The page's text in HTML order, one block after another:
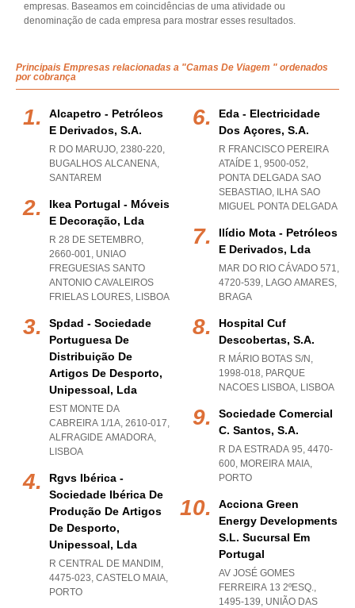
empresas. Baseamos em coincidências de uma atividade ou
denominação de cada empresa para mostrar esses resultados.
Principais Empresas relacionadas a "Camas De Viagem " ordenados
por cobrança
Alcapetro - Petróleos
E Derivados, S.a.
R DO MARUJO, 2380-220,
BUGALHOS ALCANENA,
SANTAREM
Ikea Portugal - Móveis
E Decoração, Lda
R 28 DE SETEMBRO,
2660-001, UNIAO
FREGUESIAS SANTO
ANTONIO CAVALEIROS
FRIELAS LOURES, LISBOA
Spdad - Sociedade
Portuguesa De
Distribuição De
Artigos De Desporto,
Unipessoal, Lda
EST MONTE DA
CABREIRA 1/1A, 2610-017,
ALFRAGIDE AMADORA,
LISBOA
Rgvs Ibérica -
Sociedade Ibérica De
Produção De Artigos
De Desporto,
Unipessoal, Lda
R CENTRAL DE MANDIM,
4475-023, CASTELO MAIA,
PORTO
Eda - Electricidade
Dos Açores, S.a.
R FRANCISCO PEREIRA
ATAÍDE 1, 9500-052,
PONTA DELGADA SAO
SEBASTIAO, ILHA SAO
MIGUEL PONTA DELGADA
Ilídio Mota - Petróleos
E Derivados, Lda
MAR DO RIO CÁVADO 571,
4720-539, LAGO AMARES,
BRAGA
Hospital Cuf
Descobertas, S.a.
R MÁRIO BOTAS S/N,
1998-018, PARQUE
NACOES LISBOA, LISBOA
Sociedade Comercial
C. Santos, S.a.
R DA ESTRADA 95, 4470-
600, MOREIRA MAIA,
PORTO
Acciona Green
Energy Developments
S.l. Sucursal Em
Portugal
AV JOSÉ GOMES
FERREIRA 13 2ºESQ.,
1495-139, UNIÃO DAS